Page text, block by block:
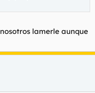
lamerle aunque